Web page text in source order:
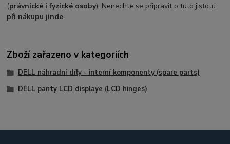
(právnické i fyzické osoby). Nenechte se připravit o tuto jistotu
při nákupu jinde.
Zboží zařazeno v kategoriích
DELL náhradní díly - interní komponenty (spare parts)
DELL panty LCD displaye (LCD hinges)